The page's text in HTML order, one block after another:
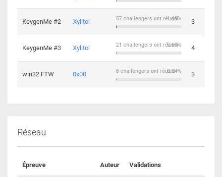
KeygenMe #2 Xylitol 1.49%
57 challengers ont réussi 3
KeygenMe #3 Xylitol 0.68%
21 challengers ont réussi 4
win32 FTW 0x00 0.24%
8 challengers ont réussi 3
Réseau
Épreuve Auteur Validations